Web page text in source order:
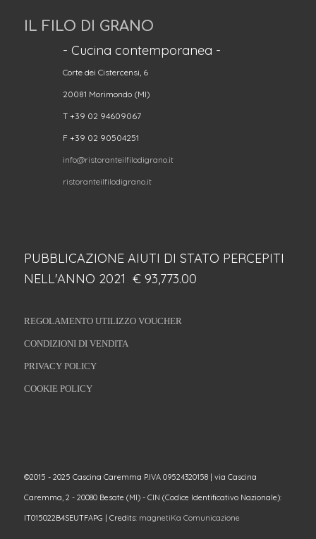
IL FILO DI GRANO
- Cucina contemporanea -
Corte dei Cistercensi, 6
20081 Morimondo (MI)
T +39 02 94609067
F +39 02 90504251
info@ristoranteilfilodigrano.it
ristoranteilfilodigrano.it
PUBBLICAZIONE AIUTI DI STATO PERCEPITI
NELL'ANNO 2021 € 93,773.00
REGOLAMENTO UTILIZZO VOUCHER
CONDIZIONI DI VENDITA
PRIVACY POLICY
COOKIE POLICY
©2015 - 2025 Cascina Caremma P.IVA 09524320158 | via Cascina
Caremma, 2 - 20080 Besate (MI) - CIN (Codice Identificativo Nazionale):
IT015022B4SEUTFAPG | Credits: magnetiKa Comunicazione